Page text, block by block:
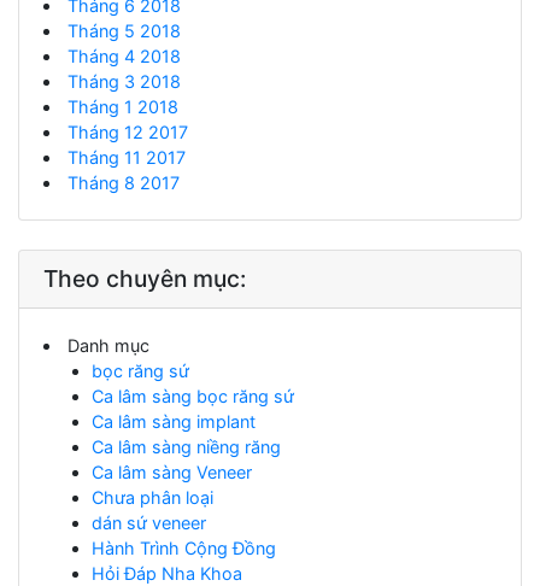
Tháng 6 2018
Tháng 5 2018
Tháng 4 2018
Tháng 3 2018
Tháng 1 2018
Tháng 12 2017
Tháng 11 2017
Tháng 8 2017
Theo chuyên mục:
Danh mục
bọc răng sứ
Ca lâm sàng bọc răng sứ
Ca lâm sàng implant
Ca lâm sàng niềng răng
Ca lâm sàng Veneer
Chưa phân loại
dán sứ veneer
Hành Trình Cộng Đồng
Hỏi Đáp Nha Khoa